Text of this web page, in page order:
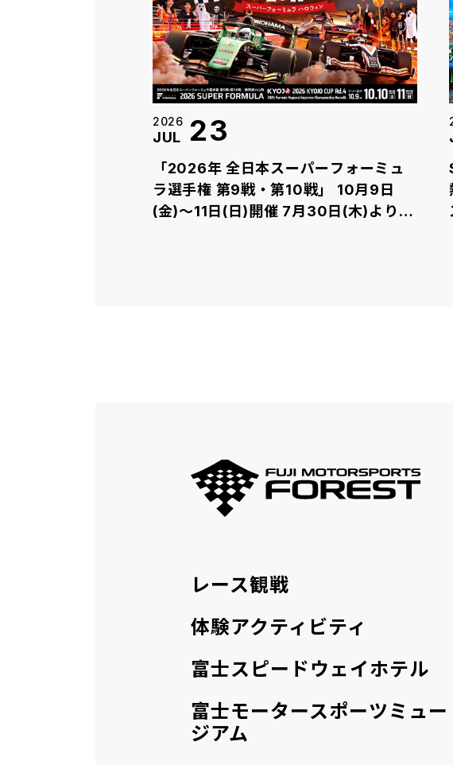
「2026年 全日本スーパーフォーミュ
ラ選手権 第9戦・第10戦」 10月9日
(金)～11日(日)開催 7月30日(木)より前
2026
JUL 23
FUJI
レース観戦
体験アクティビティ
富士スピードウェイホテル
富士モータースポーツミュー
ジアム